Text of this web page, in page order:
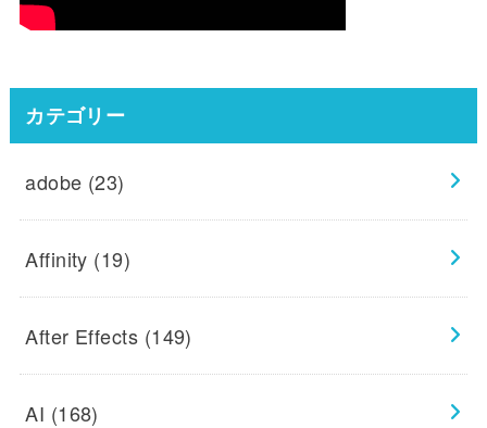
カテゴリー
adobe (23)
Affinity (19)
After Effects (149)
AI (168)